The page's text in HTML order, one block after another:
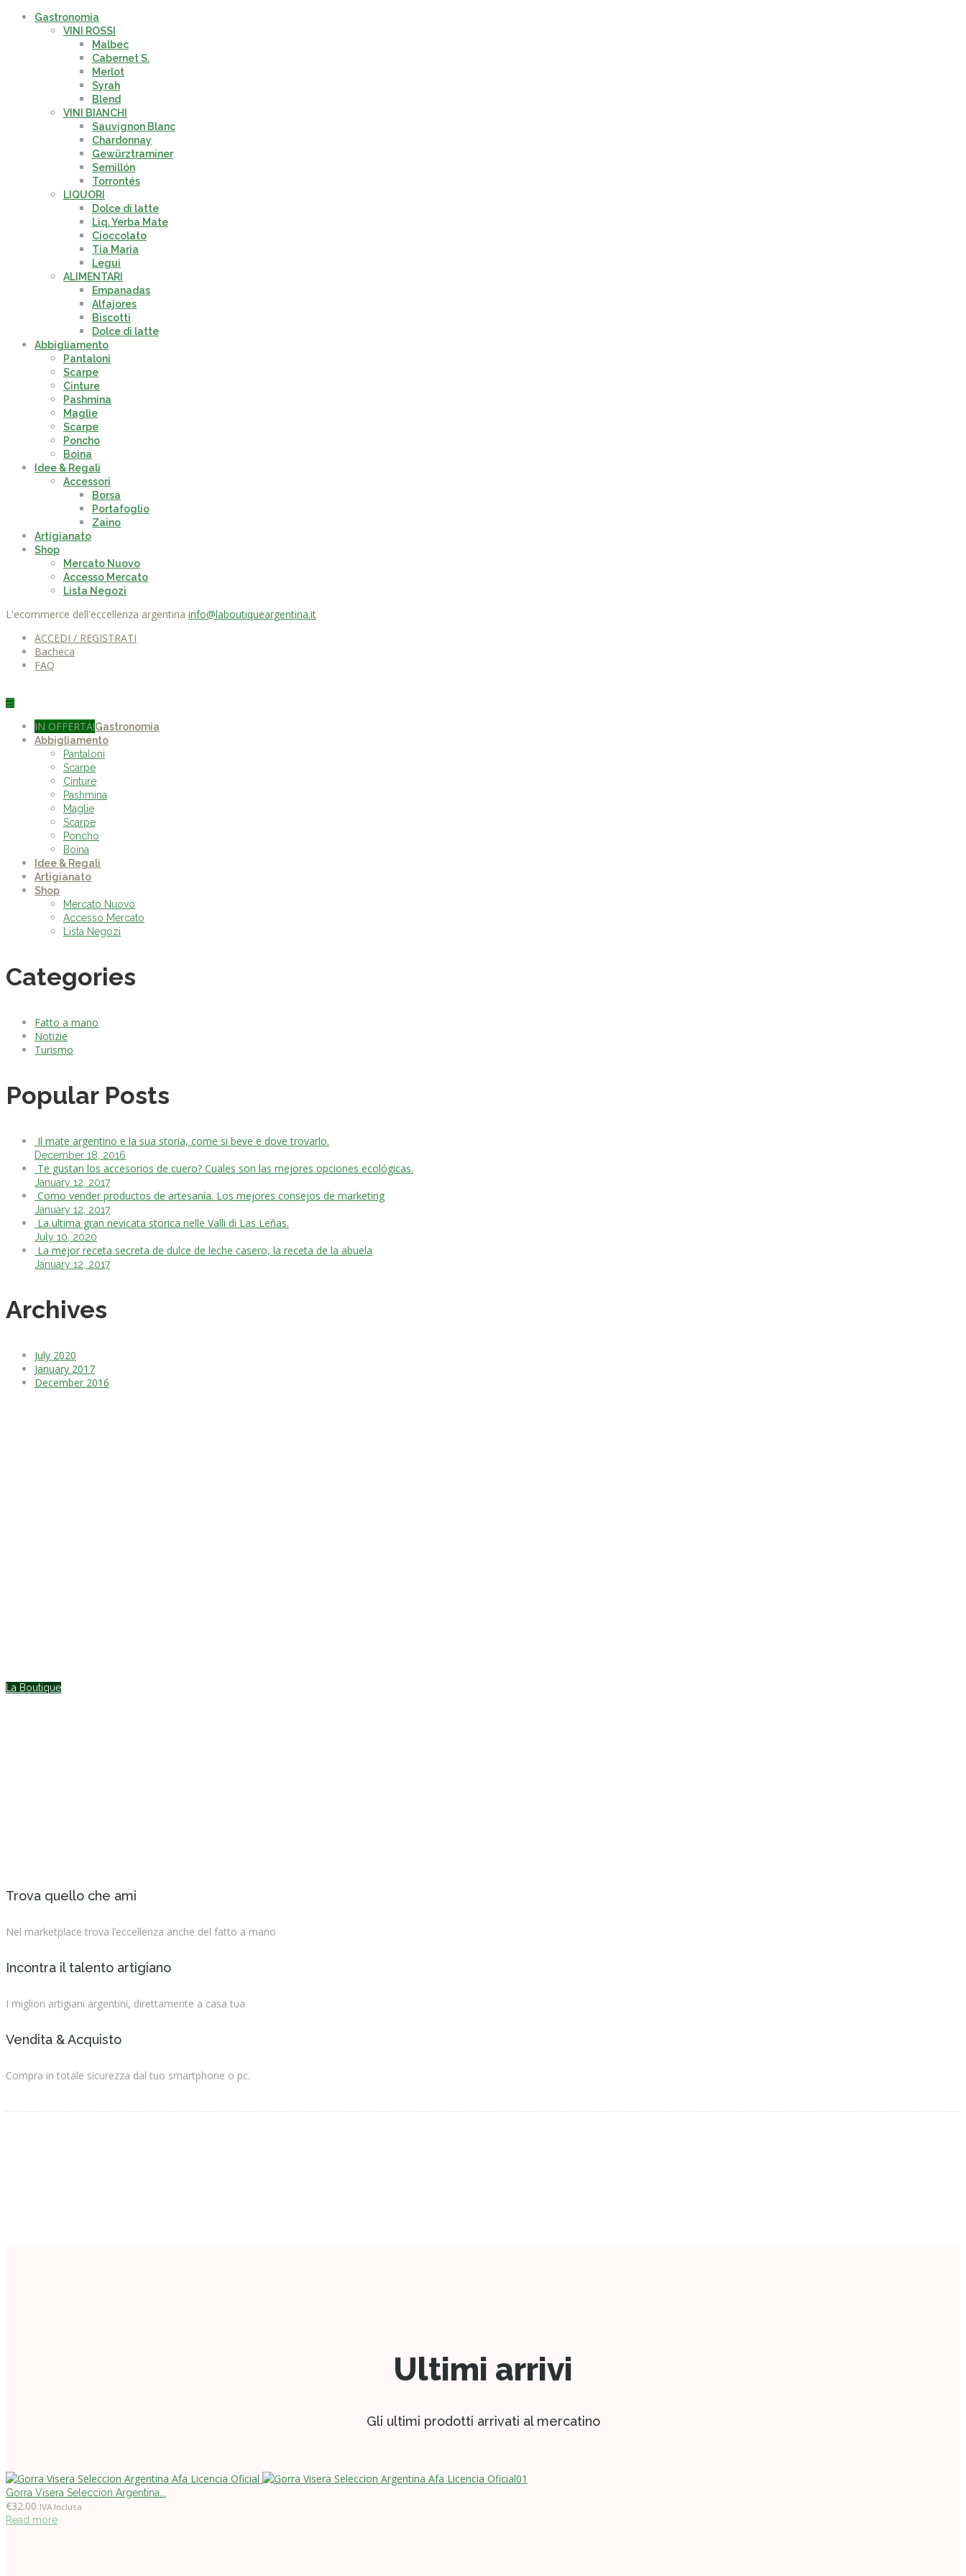
Gastronomia
VINI ROSSI
Malbec
Cabernet S.
Merlot
Syrah
Blend
VINI BIANCHI
Sauvignon Blanc
Chardonnay
Gewürztraminer
Semillón
Torrontés
LIQUORI
Dolce di latte
Liq. Yerba Mate
Cioccolato
Tia Maria
Legui
ALIMENTARI
Empanadas
Alfajores
Biscotti
Dolce di latte
Abbigliamento
Pantaloni
Scarpe
Cinture
Pashmina
Maglie
Scarpe
Poncho
Boina
Idee & Regali
Accessori
Borsa
Portafoglio
Zaino
Artigianato
Shop
Mercato Nuovo
Accesso Mercato
Lista Negozi
L'ecommerce dell'eccellenza argentina info@laboutiqueargentina.it
ACCEDI / REGISTRATI
Bacheca
FAQ
IN OFFERTA!Gastronomia
Abbigliamento
Pantaloni
Scarpe
Cinture
Pashmina
Maglie
Scarpe
Poncho
Boina
Idee & Regali
Artigianato
Shop
Mercato Nuovo
Accesso Mercato
Lista Negozi
Categories
Fatto a mano
Notizie
Turismo
Popular Posts
Il mate argentino e la sua storia, come si beve e dove trovarlo.
December 18, 2016
Te gustan los accesorios de cuero? Cuales son las mejores opciones ecológicas.
January 12, 2017
Como vender productos de artesanía. Los mejores consejos de marketing
January 12, 2017
La ultima gran nevicata storica nelle Valli di Las Leñas.
July 10, 2020
La mejor receta secreta de dulce de leche casero, la receta de la abuela
January 12, 2017
Archives
July 2020
January 2017
December 2016
La Boutique
Trova quello che ami
Nel marketplace trova l’eccellenza anche del fatto a mano
Incontra il talento artigiano
I migliori artigiani argentini, direttamente a casa tua
Vendita & Acquisto
Compra in totale sicurezza dal tuo smartphone o pc.
Ultimi arrivi
Gli ultimi prodotti arrivati al mercatino
Gorra Visera Seleccion Argentina...
€32.00 IVA Inclusa
Read more